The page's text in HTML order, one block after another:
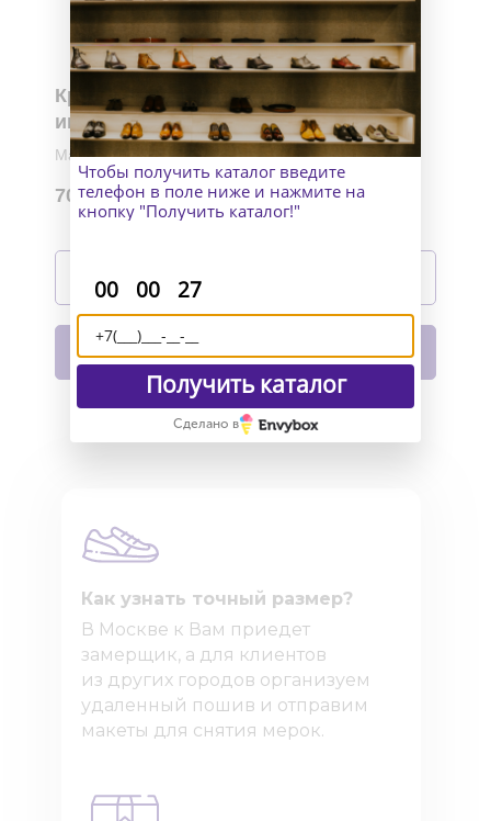
Кроссовки с деталями
индивидуального пошива
Материалы верха: Телячья кожа и замша
Материал подошвы: Vibram Eva черная
Изготовление: индивидуально
70 990 р.
В Москве к Вам приедет
замерщик, а для клиентов
из других городов организуем
удаленный пошив и отправим
макеты для снятия мерок.
Как узнать точный размер?
Чтобы получить каталог введите
телефон в поле ниже и нажмите на
кнопку "Получить каталог!"
00 00 27
Получить каталог
Сделано в